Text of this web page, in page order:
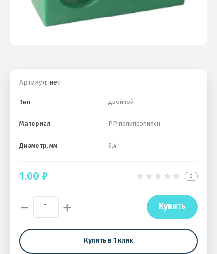
Артикул: нет
Тип двойной
Материал PP полипропилен
Диаметр, мм 6,4
1.00 ₽ 0
− + Купить
Купить в 1 клик